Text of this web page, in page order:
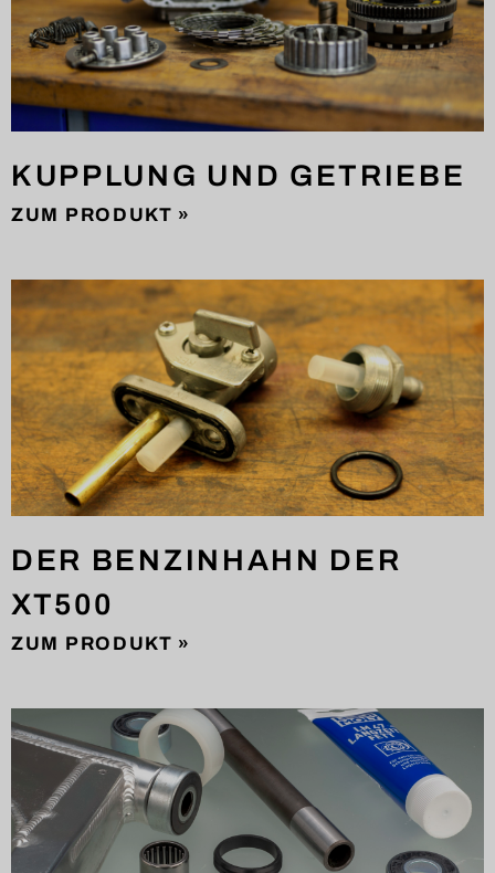
KUPPLUNG UND GETRIEBE
ZUM PRODUKT »
DER BENZINHAHN DER
XT500
ZUM PRODUKT »